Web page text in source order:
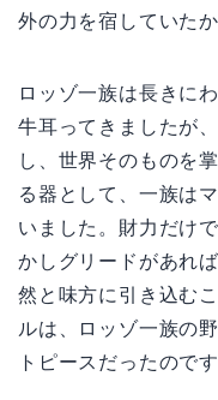
外の力を宿していたか
ロッゾ一族は長きに
牛耳ってきましたが
し、世界そのものを
る器として、一族は
いました。財力だけ
かしグリードがあれ
然と味方に引き込む
ルは、ロッゾ一族の
トピースだったのです